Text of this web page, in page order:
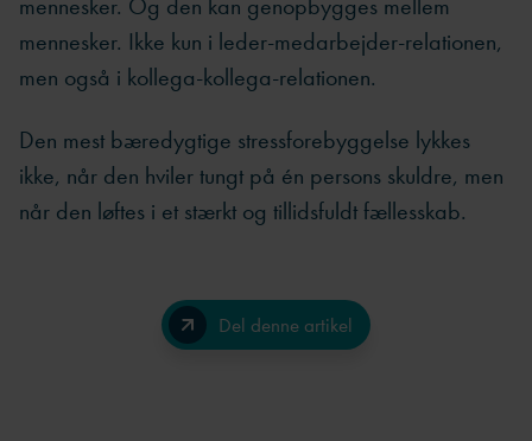
mennesker. Og den kan genopbygges mellem
mennesker. Ikke kun i leder-medarbejder-relationen,
men også i kollega-kollega-relationen.
Den mest bæredygtige stressforebyggelse lykkes
ikke, når den hviler tungt på én persons skuldre, men
når den løftes i et stærkt og tillidsfuldt fællesskab.
Del denne artikel